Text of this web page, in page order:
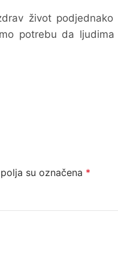
život
potrebu da
su označena *